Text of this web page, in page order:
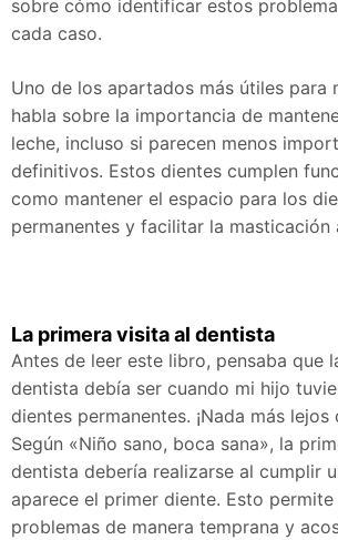
sobre cómo identificar estos
cada caso.
Uno de los apartados más útiles para
habla sobre la importancia de
leche, incluso si parecen menos
definitivos. Estos dientes cumplen
como mantener el espacio para los
permanentes y facilitar la masticación
La primera visita al dentista
Antes de leer este libro, pensaba que
dentista debía ser cuando mi hijo
dientes permanentes. ¡Nada más lejos
Según «Niño sano, boca sana», la
dentista debería realizarse al cumplir
aparece el primer diente. Esto
problemas de manera temprana y